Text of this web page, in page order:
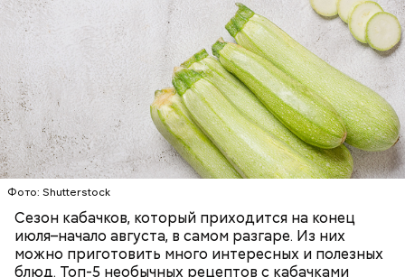
Фото: Shutterstock
Сезон кабачков, который приходится на конец
июля–начало августа, в самом разгаре. Из них
можно приготовить много интересных и полезных
блюд. Топ-5 необычных рецептов с кабачками
ЕДА ОВОЩИ РЕЦЕПТЫ
Фото: Shutterstock
— Наиболее распространенные борщ, щи, котлеты,
салаты, лаваш с творогом и сыром, пироги, омлет,
запеканка. Щавеля там везде используется
немного, поэтому никакого вреда от него не будет.
Чем разнообразнее рацион питания человека, тем
лучше. Потому что это исключает вероятность
возникновения дефицитов микроэлементов, —
заверил специалист.